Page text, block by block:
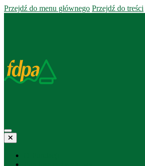
Przejdź do menu głównego Przejdź do treści